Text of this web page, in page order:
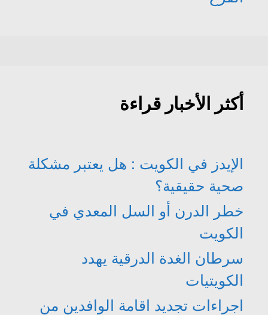
أكثر الأخبار قراءة
الإيدز في الكويت : هل يعتبر مشكلة
صحية حقيقية؟
خطر الدرن أو السل المعدي في
الكويت
سرطان الغدة الدرقية يهدد
الكويتيات
اجراءات تجديد اقامة الوافدين من